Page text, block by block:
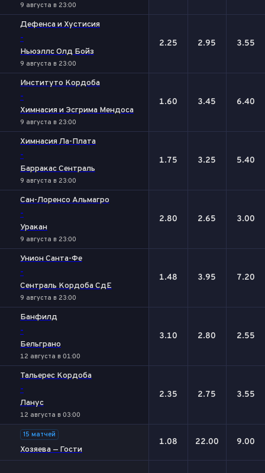
9 августа в 23:00
Дефенса и Хустисия
-
Ньюэллс Олд Бойз
9 августа в 23:00
2.25 2.95 3.55
Институто Кордоба
-
Химнасия и Эсгрима Мендоса
9 августа в 23:00
1.60 3.45 6.40
Химнасия Ла-Плата
-
Барракас Сентраль
9 августа в 23:00
1.75 3.25 5.40
Сан-Лоренсо Альмагро
-
Уракан
9 августа в 23:00
2.80 2.65 3.00
Унион Санта-Фе
-
Сентраль Кордоба СдЕ
9 августа в 23:00
1.48 3.95 7.20
Банфилд
-
Бельграно
12 августа в 01:00
3.10 2.80 2.55
Тальерес Кордоба
-
Ланус
12 августа в 03:00
2.35 2.75 3.55
15 матчей
Хозяева — Гости
1.08 22.00 9.00